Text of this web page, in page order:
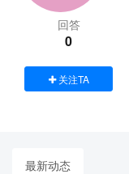
回答
0
关注TA
最新动态